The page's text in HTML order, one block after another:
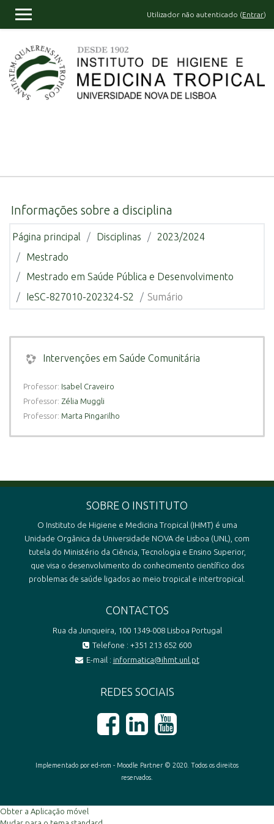
Utilizador não autenticado (Entrar)
Informações sobre a disciplina
Página principal Disciplinas
2023/2024
Mestrado
Mestrado em Saúde Pública e Desenvolvimento
IeSC-827010-202324-S2
Sumário
Intervenções em Saúde Comunitária
Professor: Isabel Craveiro
Professor: Zélia Muggli
Professor: Marta Pingarilho
SOBRE O INSTITUTO
O Instituto de Higiene e Medicina Tropical (IHMT) é uma
Unidade Orgânica da Universidade NOVA de Lisboa (UNL), com
tutela do Ministério da Ciência, Tecnologia e Ensino Superior,
que visa o desenvolvimento do conhecimento científico dos
problemas de saúde ligados ao meio tropical e intertropical.
CONTACTOS
Rua da Junqueira, 100 1349-008 Lisboa Portugal
Telefone : +351 213 652 600
E-mail : informatica@ihmt.unl.pt
REDES SOCIAIS
Implementado por ed-rom - Moodle Partner © 2020. Todos os direitos
reservados.
Obter a Aplicação móvel